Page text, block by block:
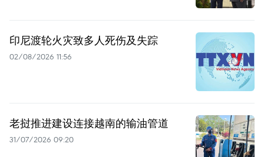
印尼渡轮火灾致多人死伤及失踪
02/08/2026 11:56
老挝推进建设连接越南的输油管道
31/07/2026 09:20